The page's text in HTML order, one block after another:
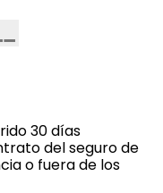
30 días
del seguro de
o fuera de los